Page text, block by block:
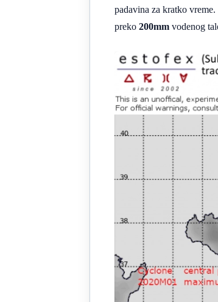
padavina za kratko
preko 200mm vodenog